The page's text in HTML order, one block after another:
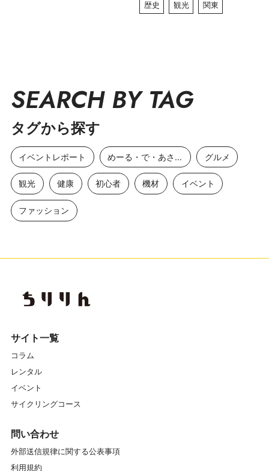
歴史 観光 関東
SEARCH BY TAG
タグから探す
イベントレポート めーる・で・あさひ グルメ
観光 健康 初心者 機材 イベント
ファッション
サイト一覧
コラム
レンタル
イベント
サイクリングコース
問い合わせ
外部送信規律に関する公表事項
利用規約